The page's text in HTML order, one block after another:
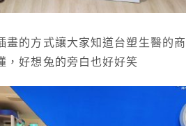
畫的方式讓大家知道台塑生醫的商
，好想兔的旁白也好好笑